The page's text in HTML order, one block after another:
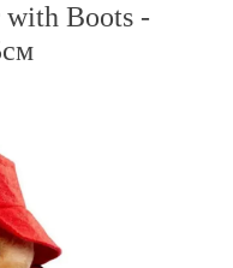
with Boots -